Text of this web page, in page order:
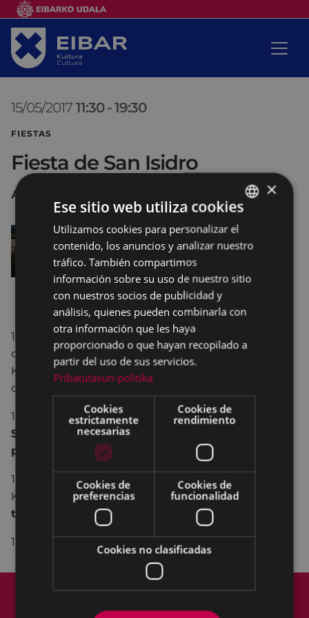
15/05/2017 11:30 -19:30
FIESTAS
Fiesta de San Isidro
Arrate
11:30.- Misa,con bertsolaris y trikitilaris. A
continuación,procesiónyaurreskua cargo de
Kezka Dantza Taldea , y degustación
queso y otros productos.
12:30.-
XV CAMPEONATO DE AIZKOLARIS DE
SAN ISIDRO,y exhibición de
piedra.
14:30.- Comida de hermandad
en el restaurante
Kantabria y, a continuación,
bertsolaris y
trikitilaris
17:30.- Pruebas de bueyes.
BASQUE
SPANISH
×
Ese sitio web utiliza cookies
Utilizamos cookies para personalizar el
contenido, los anuncios y analizar nuestro
tráfico. También compartimos
información sobre su uso de nuestro sitio
con nuestros socios de publicidad y
análisis, quienes pueden combinarla con
otra información que les haya
proporcionado o que hayan recopilado a
partir del uso de sus servicios.
Pribatutasun-politika
Cookies
estrictamente
necesarias
Cookies de
rendimiento
Cookies de
preferencias
Cookies de
funcionalidad
Cookies no clasificadas